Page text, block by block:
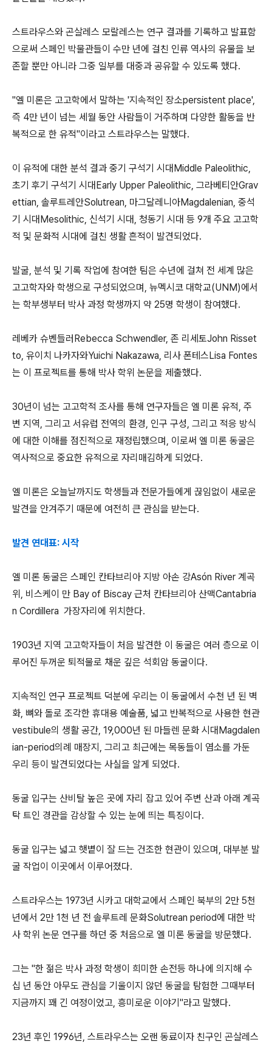
스트라우스와 곤살레스 모랄레스는 연구 결과를 기록하고 발표함
으로써 스페인 박물관들이 수만 년에 걸친 인류 역사의 유물을 보
존할 뿐만 아니라 그중 일부를 대중과 공유할 수 있도록 했다.
"엘 미론은 고고학에서 말하는 '지속적인 장소persistent place',
즉 4만 년이 넘는 세월 동안 사람들이 거주하며 다양한 활동을 반
복적으로 한 유적"이라고 스트라우스는 말했다.
이 유적에 대한 분석 결과 중기 구석기 시대Middle Paleolithic,
초기 후기 구석기 시대Early Upper Paleolithic, 그라베티안Grav
ettian, 솔루트레안Solutrean, 마그달레니아Magdalenian, 중석
기 시대Mesolithic, 신석기 시대, 청동기 시대 등 9개 주요 고고학
적 및 문화적 시대에 걸친 생활 흔적이 발견되었다.
발굴, 분석 및 기록 작업에 참여한 팀은 수년에 걸쳐 전 세계 많은
고고학자와 학생으로 구성되었으며, 뉴멕시코 대학교(UNM)에서
는 학부생부터 박사 과정 학생까지 약 25명 학생이 참여했다.
레베카 슈벤들러Rebecca Schwendler, 존 리세토John Risset
to, 유이치 나카자와Yuichi Nakazawa, 리사 폰테스Lisa Fontes
는 이 프로젝트를 통해 박사 학위 논문을 제출했다.
30년이 넘는 고고학적 조사를 통해 연구자들은 엘 미론 유적, 주
변 지역, 그리고 서유럽 전역의 환경, 인구 구성, 그리고 적응 방식
에 대한 이해를 점진적으로 재정립했으며, 이로써 엘 미론 동굴은
역사적으로 중요한 유적으로 자리매김하게 되었다.
엘 미론은 오늘날까지도 학생들과 전문가들에게 끊임없이 새로운
발견을 안겨주기 때문에 여전히 큰 관심을 받는다.
발견 연대표: 시작
엘 미론 동굴은 스페인 칸타브리아 지방 아손 강Asón River 계곡
위, 비스케이 만 Bay of Biscay 근처 칸타브리아 산맥Cantabria
n Cordillera 가장자리에 위치한다.
1903년 지역 고고학자들이 처음 발견한 이 동굴은 여러 층으로 이
루어진 두꺼운 퇴적물로 채운 깊은 석회암 동굴이다.
지속적인 연구 프로젝트 덕분에 우리는 이 동굴에서 수천 년 된 벽
화, 뼈와 돌로 조각한 휴대용 예술품, 넓고 반복적으로 사용한 현관
vestibule의 생활 공간, 19,000년 된 마들렌 문화 시대Magdalen
ian-period의례 매장지, 그리고 최근에는 목동들이 염소를 가둔
우리 등이 발견되었다는 사실을 알게 되었다.
동굴 입구는 산비탈 높은 곳에 자리 잡고 있어 주변 산과 아래 계곡
탁 트인 경관을 감상할 수 있는 눈에 띄는 특징이다.
동굴 입구는 넓고 햇볕이 잘 드는 건조한 현관이 있으며, 대부분 발
굴 작업이 이곳에서 이루어졌다.
스트라우스는 1973년 시카고 대학교에서 스페인 북부의 2만 5천
년에서 2만 1천 년 전 솔루트레 문화Solutrean period에 대한 박
사 학위 논문 연구를 하던 중 처음으로 엘 미론 동굴을 방문했다.
그는 "한 젊은 박사 과정 학생이 희미한 손전등 하나에 의지해 수
십 년 동안 아무도 관심을 기울이지 않던 동굴을 탐험한 그때부터
지금까지 꽤 긴 여정이었고, 흥미로운 이야기"라고 말했다.
23년 후인 1996년, 스트라우스는 오랜 동료이자 친구인 곤살레스